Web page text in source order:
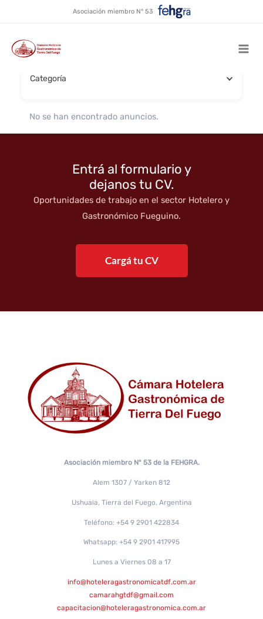
contenido
Asociación miembro N° 53
Comida Rápida
Buscar por nombre
Categoría
No se han encontrado anuncios.
Entrá al formulario y
dejanos tu CV.
Oportunidades de trabajo en el sector Hotelero y
Gastronómico Fueguino.
Cargá tu CV
Asociación miembro N° 53 de la FEHGRA.
Alem 1307 / Yarken 812
Ushuaia, Tierra del Fuego, Argentina
Teléfono: +54 9 2901 422834
Whatsapp: +54 9 2901 417995
Lunes a Viernes 08 a 17
info@hoteleragastronomicatdf.com.ar
camarahgtdf@gmail.com
capacitacion@hoteleragastronomica.com.ar